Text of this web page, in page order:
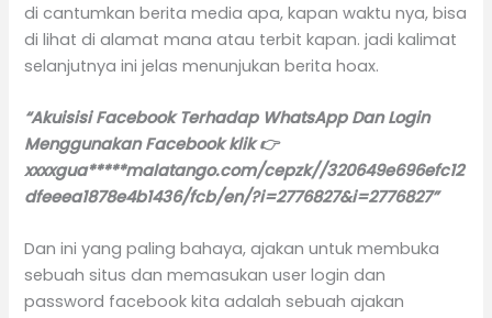
di cantumkan berita media apa, kapan waktu nya, bisa
di lihat di alamat mana atau terbit kapan. jadi kalimat
selanjutnya ini jelas menunjukan berita hoax.
“Akuisisi Facebook Terhadap WhatsApp Dan Login
Menggunakan Facebook klik 👉
xxxxgua*****malatango.com/cepzk//320649e696efc12
dfeeea1878e4b1436/fcb/en/?i=2776827&i=2776827”
Dan ini yang paling bahaya, ajakan untuk membuka
sebuah situs dan memasukan user login dan
password facebook kita adalah sebuah ajakan